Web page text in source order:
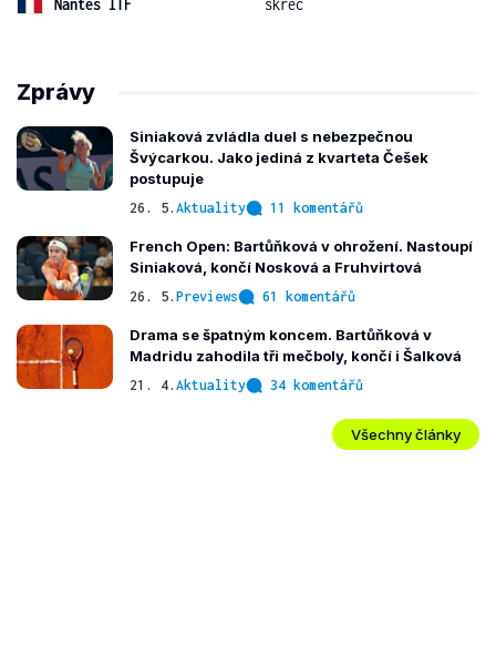
Nantes ITF skreč
Zprávy
Siniaková zvládla duel s nebezpečnou
Švýcarkou. Jako jediná z kvarteta Češek
postupuje
26. 5. Aktuality 11 komentářů
French Open: Bartůňková v ohrožení. Nastoupí
Siniaková, končí Nosková a Fruhvirtová
26. 5. Previews 61 komentářů
Drama se špatným koncem. Bartůňková v
Madridu zahodila tři mečboly, končí i Šalková
21. 4. Aktuality 34 komentářů
Všechny články